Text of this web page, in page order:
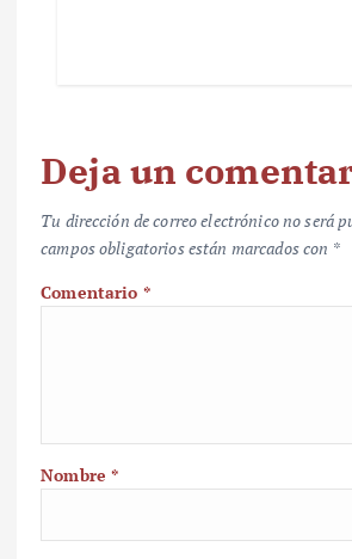
Deja un
Tu dirección de correo electrónico no será
campos obligatorios están marcados con *
Comentario *
Nombre*